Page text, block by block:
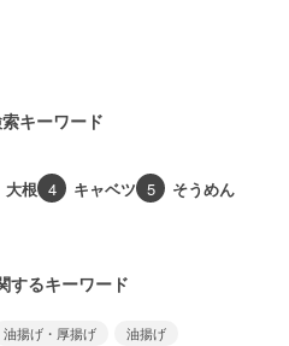
キーワード
大根 4 キャベツ 5 そうめん
するキーワード
油揚げ・厚揚げ 油揚げ